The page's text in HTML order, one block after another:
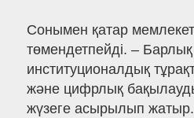
Сонымен қатар мемлекет
төмендетпейді. –
институционалдық
және цифрлық
жүзеге асырылып жатыр.